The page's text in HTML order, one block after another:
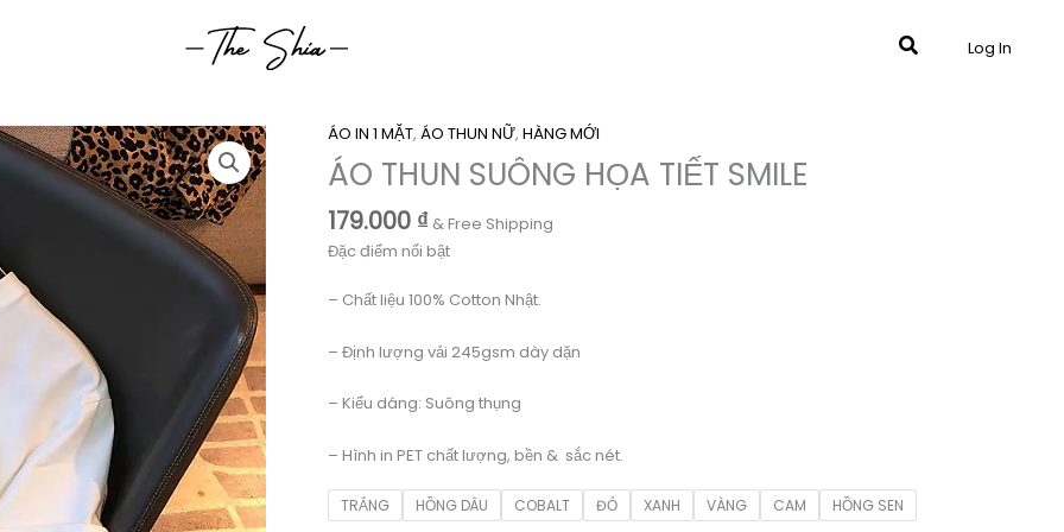
Tìm
Log In
ÁO IN 1 MẶT,ÁO THUN NỮ,HÀNG MỚI
ÁO THUN SUÔNG HỌA TIẾT SMILE
179.000 ₫ & Free Shipping
Đặc điểm nổi bật
– Chất liệu 100% Cotton Nhật.
– Định lượng vải 245gsm dày dặn
– Kiểu dáng: Suông thụng
– Hình in PET chất lượng, bền & sắc nét.
TRẮNG HỒNG DÂU COBALT ĐỎ XANH VÀNG CAM HỒNG SEN